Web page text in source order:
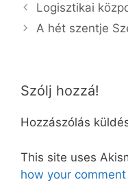
Logisztikai
A hét szentje
Szólj hozzá!
Hozzászólás
This site uses
how your